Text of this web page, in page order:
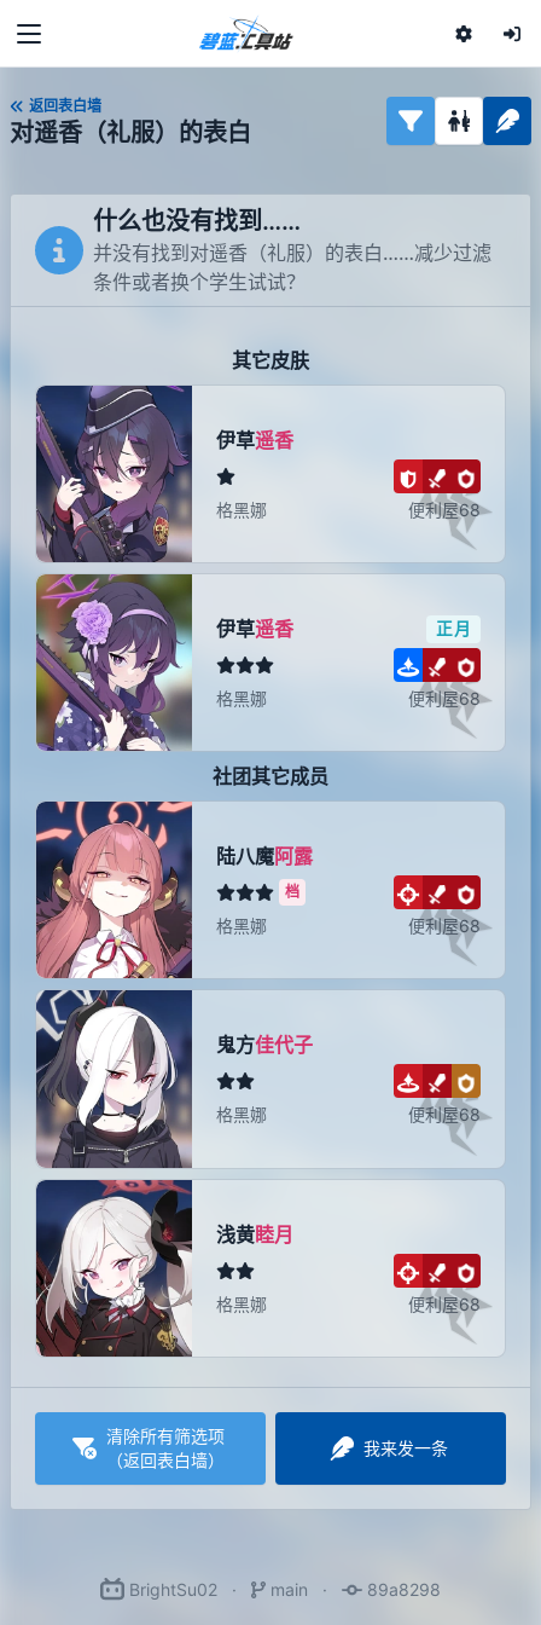
返回表白墙
对遥香（礼服）的表白
什么也没有找到……
并没有找到对遥香（礼服）的表白……减少过滤
条件或者换个学生试试？
其它皮肤
伊草遥香
格黑娜 便利屋68
伊草遥香 正月
格黑娜 便利屋68
社团其它成员
陆八魔阿露
档
格黑娜 便利屋68
鬼方佳代子
格黑娜 便利屋68
浅黄睦月
格黑娜 便利屋68
清除所有筛选项
（返回表白墙）
我来发一条
BrightSu02 main 89a8298